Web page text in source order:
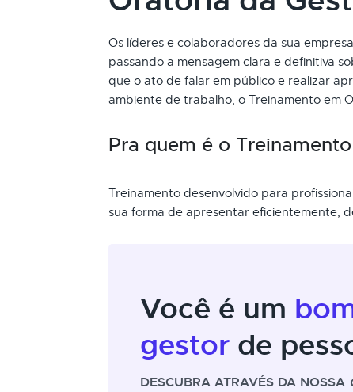
Os líderes e colaboradores da sua
passando a mensagem clara e definitiva
que o ato de falar em público e realizar
ambiente de trabalho, o Treinamento em
Pra quem é o
Treinamento desenvolvido para
sua forma de apresentar eficientemente,
Você é um
gestor de
DESCUBRA ATRAVÉS DA NOSSA